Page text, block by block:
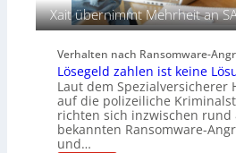
d
e
S
p
u
r
e
n
y
a
r
b
e
Xait übernimmt Mehrheit an
Verhalten nach Ransomware-
Lösegeld zahlen ist keine
Laut dem Spezialversicherer
auf die polizeiliche
richten sich inzwischen rund
bekannten Ransomware-
und…